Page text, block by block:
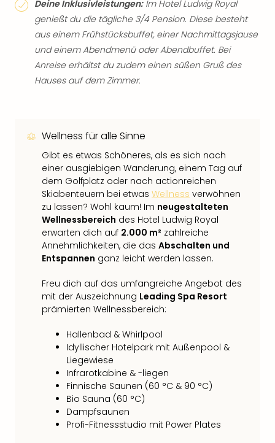
Deine Inklusivleistungen:Im Hotel Ludwig Royal
genießt du die tägliche 3/4 Pension. Diese besteht
aus einem Frühstücksbuffet, einer Nachmittagsjause
und einem Abendmenü oder Abendbuffet. Bei
Anreise erhältst du zudem einen süßen Gruß des
Hauses auf dem Zimmer.
Wellness für alle Sinne
Gibt es etwas Schöneres, als es sich nach
einer ausgiebigen Wanderung, einem Tag auf
dem Golfplatz oder nach actionreichen
Skiabenteuern bei etwas Wellness verwöhnen
zu lassen? Wohl kaum! Im neugestalteten
Wellnessbereich des Hotel Ludwig Royal
erwarten dich auf 2.000 m² zahlreiche
Annehmlichkeiten, die das Abschalten und
Entspannen ganz leicht werden lassen.
Freu dich auf das umfangreiche Angebot des
mit der Auszeichnung Leading Spa Resort
prämierten Wellnessbereich:
Hallenbad & Whirlpool
Idyllischer Hotelpark mit Außenpool &
Liegewiese
Infrarotkabine & -liegen
Finnische Saunen (60 °C & 90 °C)
Bio Sauna (60 °C)
Dampfsaunen
Profi-Fitnessstudio mit Power Plates